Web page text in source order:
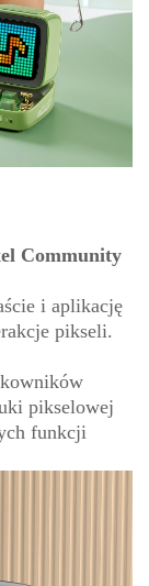
Community
i aplikację
pikseli.
pikselowej
funkcji